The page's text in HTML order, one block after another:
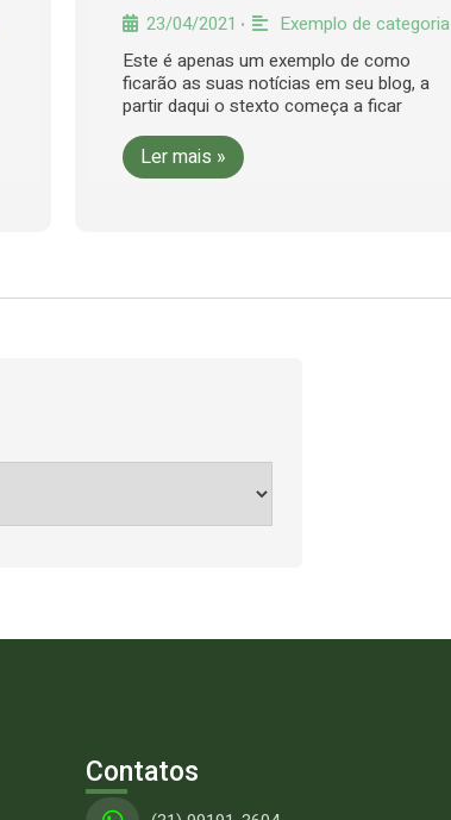
23/04/2021 •
Exemplo de categoria
Este é apenas um exemplo de como
ficarão as suas notícias em seu blog, a
partir daqui o stexto começa a ficar
Ler mais »
Contatos